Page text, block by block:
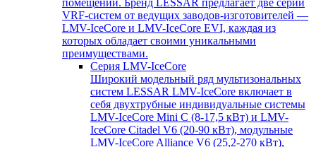
помещении. Бренд LESSAR предлагает две серии
VRF-систем от ведущих заводов-изготовителей —
LMV-IceCore и LMV-IceCore EVI, каждая из
которых обладает своими уникальными
преимуществами.
Серия LMV-IceCore
Широкий модельный ряд мультизональных
систем LESSAR LMV-IceCore включает в
себя двухтрубные индивидуальные системы
LMV-IceCore Mini C (8-17,5 кВт) и LMV-
IceCore Citadel V6 (20-90 кВт), модульные
LMV-IceCore Alliance V6 (25,2-270 кВт),